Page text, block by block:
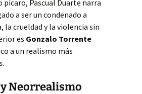
Pascual Duarte narra
a ser un condenado a
la crueldad y la violencia sin
es Gonzalo Torrente
a un realismo más
.
Neorrealismo